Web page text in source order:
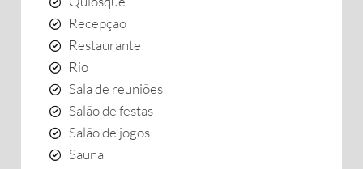
Recepção
Restaurante
Rio
Sala de reuniões
Salão de festas
Salão de jogos
Sauna